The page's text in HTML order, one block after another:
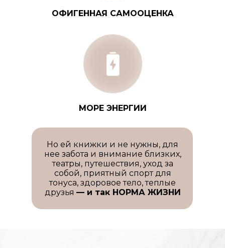
МОРЕ ЭНЕРГИИ
ОФИГЕННАЯ САМООЦЕНКА
Но ей книжки и не нужны, для
нее забота и внимание близких,
театры, путешествия, уход за
собой, приятный спорт для
тонуса, здоровое тело, теплые
друзья — и так НОРМА ЖИЗНИ